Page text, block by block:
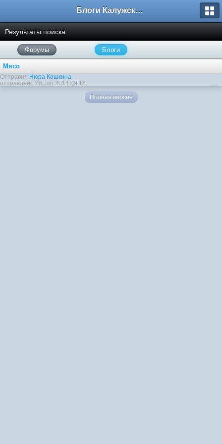
Блоги Калужского перекрестка
Результаты поиска
Форумы Блоги
Мясо
Отправил Нюра Кошкина
отправлено 26 Jun 2014 09:16
Полная версия